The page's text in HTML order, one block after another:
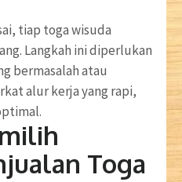
tiap toga wisuda
Langkah ini diperlukan
bermasalah atau
alur kerja yang rapi,
Toga